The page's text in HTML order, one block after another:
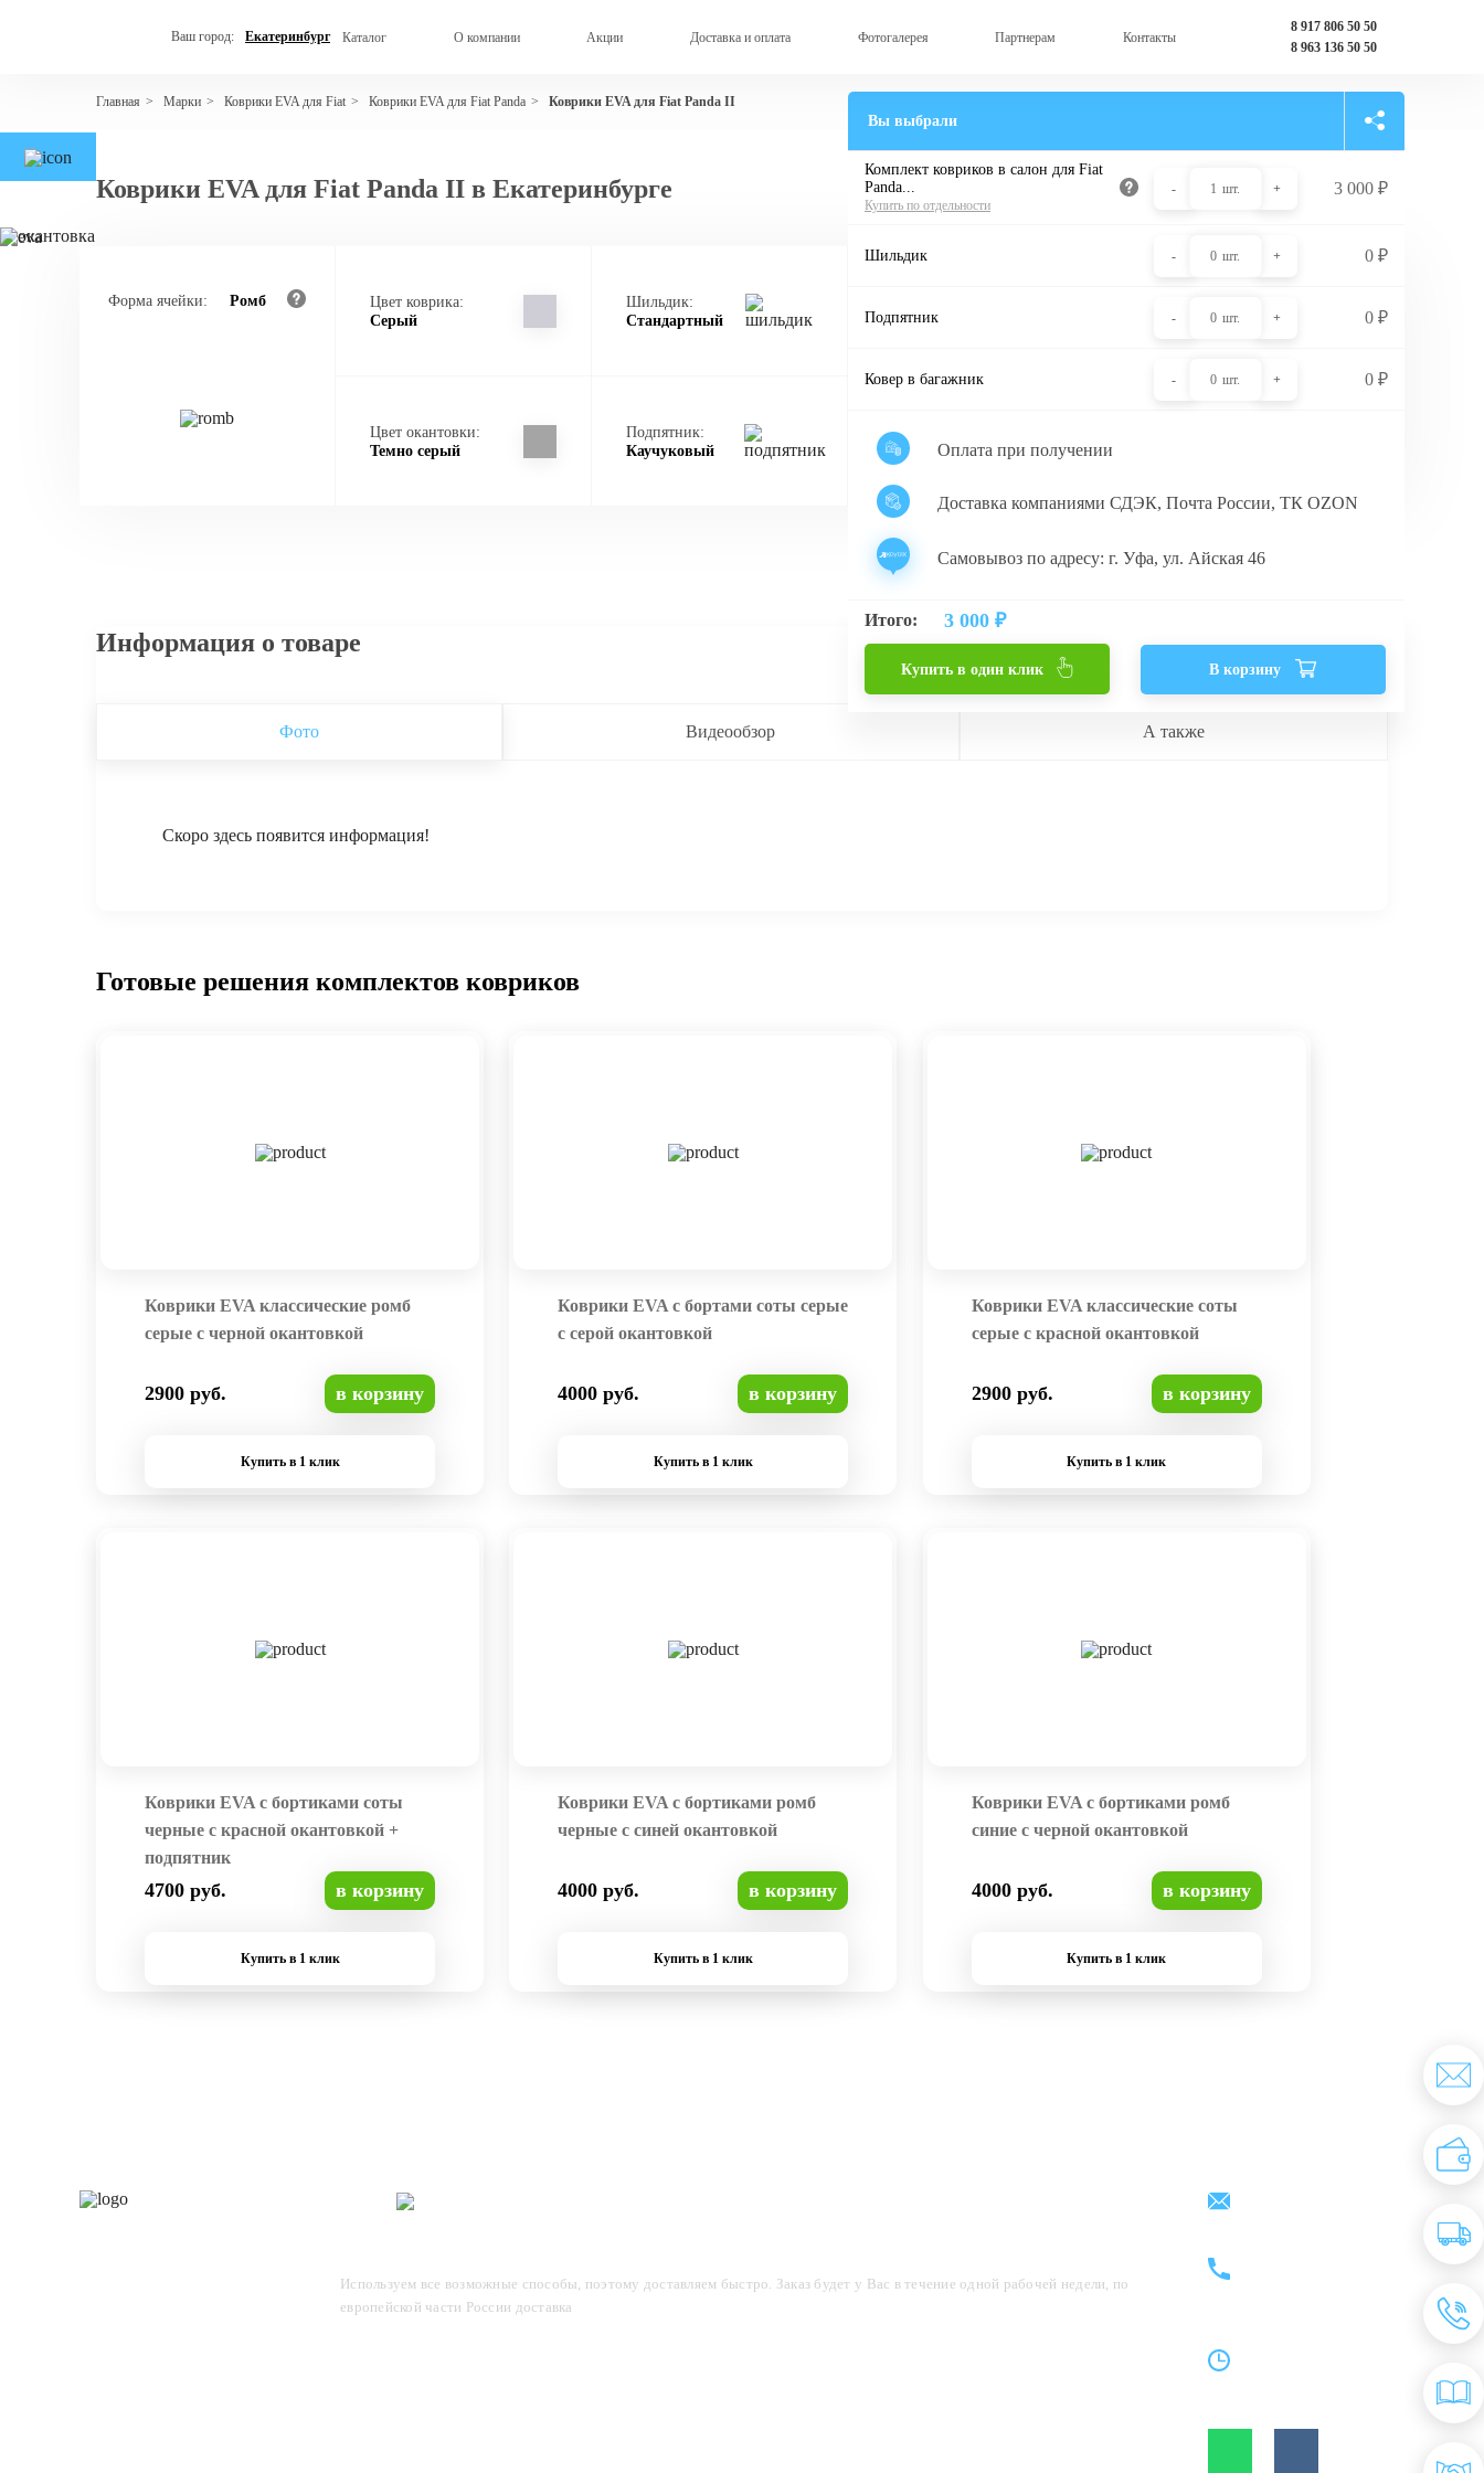
Ваш город: Екатеринбург Каталог О компании Акции Доставка и оплата Фотогалерея Партнерам Контакты
8 917 806 50 50
8 963 136 50 50
Главная > Марки > Коврики EVA для Fiat > Коврики EVA для Fiat Panda > Коврики EVA для Fiat Panda II
Коврики EVA для Fiat Panda II в Екатеринбурге
Форма ячейки: Ромб
Цвет коврика:
Серый
Шильдик:
Стандартный
Цвет окантовки:
Темно серый
Подпятник:
Каучуковый
Вы выбрали
Комплект ковриков в салон для Fiat
Panda...
Купить по отдельности
- 1 шт. + 3 000₽
Шильдик - 0 шт. + 0₽
Подпятник - 0 шт. + 0₽
Ковер в багажник - 0 шт. + 0₽
Оплата при получении
Доставка компаниями СДЭК, Почта России, ТК OZON
Самовывоз по адресу: г. Уфа, ул. Айская 46
Итого: 3 000 ₽
Купить в один клик В корзину
Информация о товаре
Фото Видеообзор А также
Скоро здесь появится информация!
Готовые решения комплектов ковриков
Коврики EVA классические ромб
серые с черной окантовкой
2900 руб. в корзину
Купить в 1 клик
Коврики EVA с бортами соты серые
с серой окантовкой
4000 руб. в корзину
Купить в 1 клик
Коврики EVA классические соты
серые с красной окантовкой
2900 руб. в корзину
Купить в 1 клик
Коврики EVA с бортиками соты
черные с красной окантовкой +
подпятник
4700 руб. в корзину
Купить в 1 клик
Коврики EVA с бортиками ромб
черные с синей окантовкой
4000 руб. в корзину
Купить в 1 клик
Коврики EVA с бортиками ромб
синие с черной окантовкой
4000 руб. в корзину
Купить в 1 клик
Используем все возможные способы, поэтому доставляем быстро. Заказ будет у Вас в течение одной рабочей недели, по
европейской части России доставка